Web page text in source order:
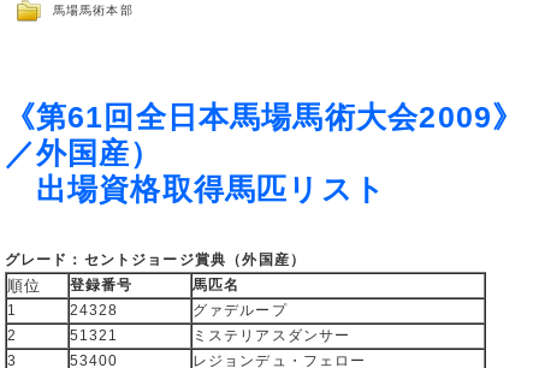
馬場馬術本部
《第61回全日本馬場馬術大会2009
／外国産）
出場資格取得馬匹リスト
グレード：セントジョージ賞典（外国産）
順位 登録番号
馬匹名
1
24328
グァデループ
2
51321
ミステリアスダンサー
3
53400
レジョンデュ・フェロー